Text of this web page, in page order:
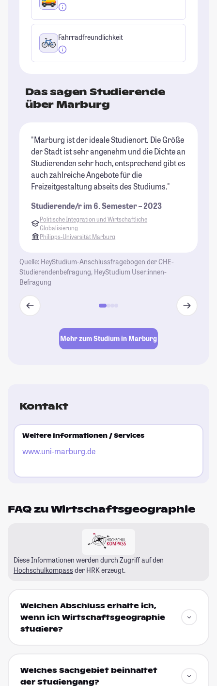
Fahrradfreundlichkeit
Das sagen Studierende
über Marburg
"Marburg ist der ideale Studienort. Die Größe
der Stadt ist sehr angenehm und die Dichte an
Studierenden sehr hoch, entsprechend gibt es
auch zahlreiche Angebote für die
Freizeitgestaltung abseits des Studiums."
Studierende/r im 6. Semester – 2023
Politische Integration und Wirtschaftliche
Globalisierung
Philipps-Universität Marburg
Quelle: HeyStudium-Anschlussfragebogen der CHE-
Studierendenbefragung, HeyStudium User:innen-
Befragung
Mehr zum Studium in Marburg
Kontakt
Weitere Informationen / Services
www.uni-marburg.de
FAQ zu Wirtschaftsgeographie
Diese Informationen werden durch Zugriff auf den
Hochschulkompass der HRK erzeugt.
Welchen Abschluss erhalte ich,
wenn ich Wirtschaftsgeographie
studiere?
Welches Sachgebiet beinhaltet
der Studiengang?